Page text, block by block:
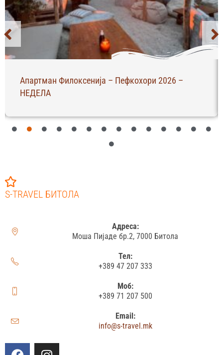
Апартман Филоксенија – Пефкохори 2026 –
НЕДЕЛА
S-TRAVEL БИТОЛА
Адреса:
Моша Пијаде бр.2, 7000 Битола
Тел:
+389 47 207 333
Моб:
+389 71 207 500
Email:
info@s-travel.mk